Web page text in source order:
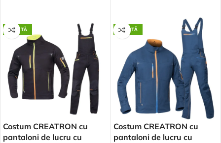
OFERTĂ
Costum CREATRON cu
pantaloni de lucru cu
OFERTĂ
Costum CREATRON cu
pantaloni de lucru cu